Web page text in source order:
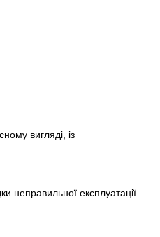
вигляді, із
неправильної експлуатації